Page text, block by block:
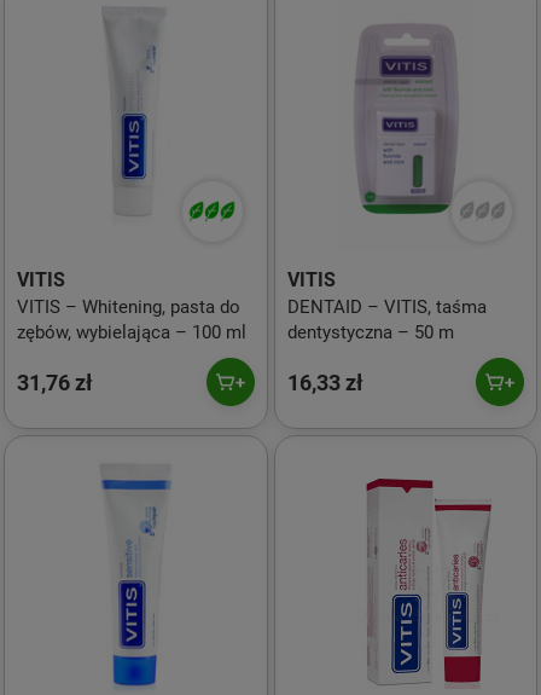
VITIS
VITIS – Whitening, pasta do
zębów, wybielająca – 100 ml
31,76 zł
VITIS
DENTAID – VITIS, taśma
dentystyczna – 50 m
16,33 zł